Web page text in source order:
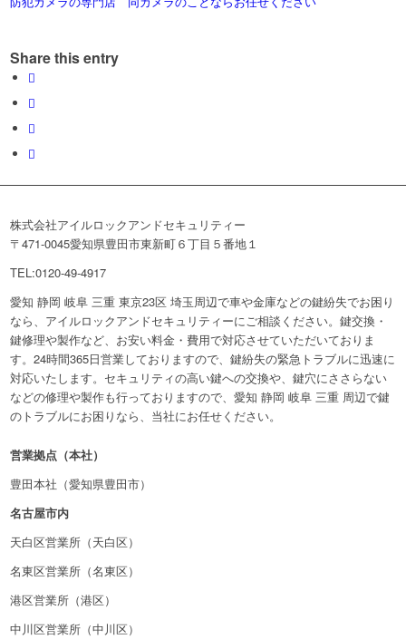
Share this entry
株式会社アイルロックアンドセキュリティー
〒471-0045愛知県豊田市東新町６丁目５番地１
TEL:0120-49-4917
愛知 静岡 岐阜 三重 東京23区 埼玉周辺で車や金庫などの鍵紛失でお困り
なら、アイルロックアンドセキュリティーにご相談ください。鍵交換・
鍵修理や製作など、お安い料金・費用で対応させていただいておりま
す。24時間365日営業しておりますので、鍵紛失の緊急トラブルに迅速に
対応いたします。セキュリティの高い鍵への交換や、鍵穴にささらない
などの修理や製作も行っておりますので、愛知 静岡 岐阜 三重 周辺で鍵
のトラブルにお困りなら、当社にお任せください。
営業拠点（本社）
豊田本社（愛知県豊田市）
名古屋市内
天白区営業所（天白区）
名東区営業所（名東区）
港区営業所（港区）
中川区営業所（中川区）